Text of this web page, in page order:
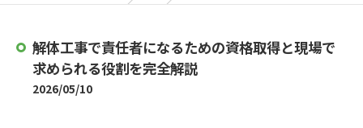
解体工事で責任者になるための資格取得と現場で
求められる役割を完全解説
2026/05/10